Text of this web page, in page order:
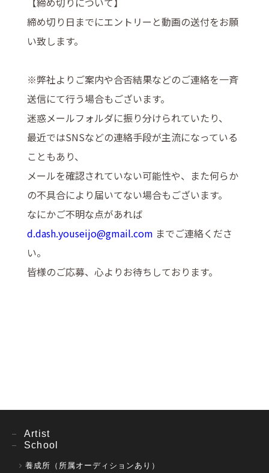
締め切り日までにエントリーと動画の送付をお願
い致します。
※弊社よりご案内や合否結果などのご連絡を一斉
送信にて行う場合もございます。
迷惑メールフォルダに振り分けられていたり、
最近ではSNSなどの連絡手段が主流になっている
こともあり、
メールを確認されていない可能性や、また何らか
の不具合により届いてない場合もございます。
なにかご不明な点があれば
d.dash.youseijo@gmail.com までご連絡くださ
い。
皆様のご応募、心よりお待ちしております。
Artist
School
養成所（所属オーディションあり）